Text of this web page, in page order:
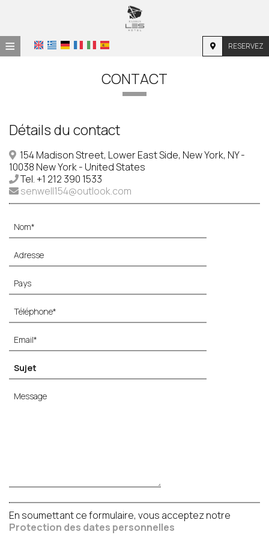
≡ RESERVEZ
EMPLACEMENT
PHOTOS
DEMANDE
CONTACT
Détails du contact
154 Madison Street, Lower East Side, New York, NY -
10038 New York - United States
Tel.+1 212 390 1533
senwell154@outlook.com
En soumettant ce formulaire, vous acceptez notre
Protection des dates personnelles